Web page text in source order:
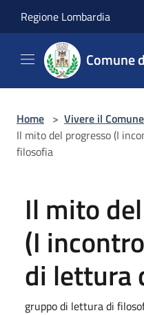
Regione Lombardia
Comune
Home > Vivere il Comune
Il mito del progresso (I
filosofia
Il mito
(I
di lettura
gruppo di lettura di